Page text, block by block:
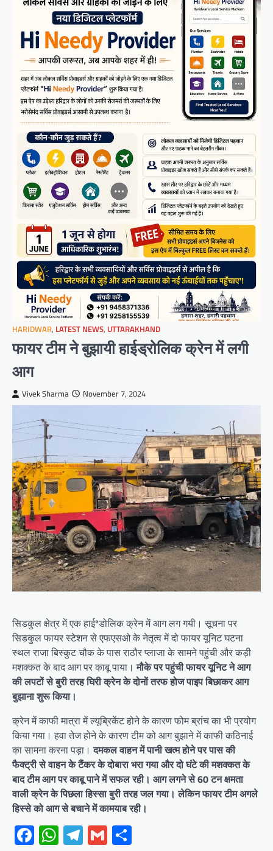
HARIDWAR, LATEST NEWS, UTTARAKHAND
फायर टीम ने बुझायी हाईड्रोलिक क्रेन में लगी
आग
Vivek Sharma November 7, 2024
सिडकुल क्षेत्र में एक हाईªडोलिक क्रेन में आग लग गयी। सूचना पर
सिडकुल फायर स्टेशन से एफएसओ के नेतृत्व में दो फायर यूनिट घटना
स्थल राजा बिस्कुट चौक के पास राठौर प्लाजा के सामने पहुंची और कड़ी
मशक्कत के बाद आग पर काबू पाया।मौके पर पहुंची फायर यूनिट ने आग
की लपटों से बुरी तरह घिरी क्रेन के दोनों तरफ होज पाइप बिछाकर आग
बुझाना शुरू किया।
क्रेन में काफी मात्रा में ल्यूब्रिकेंट होने के कारण फोम ब्रांच का भी प्रयोग
किया गया। हवा तेज होने के कारण टीम को आग बुझाने में काफी कठिनाई
का सामना करना पड़ा।दमकल वाहन में पानी खत्म होने पर पास की
फैक्ट्री से वाहन के टैंकर के दोबारा भरा गया और दो घंटे की मशक्कत के
बाद टीम आग पर काबू पाने में सफल रही। आग लगने से 60 टन क्षमता
वाली क्रेन के पिछला हिस्सा बुरी तरह जल गया। लेकिन फायर टीम अगले
हिस्से को आग से बचाने में कामयाब रही।
Facebook
WhatsApp
Telegram
Gmail